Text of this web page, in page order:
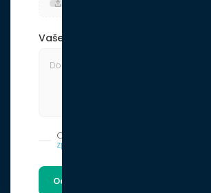
Vaše poznámka
Odesláním formuláře souhlasíte se
zpracováním osobních údajů
Odeslat poptávku